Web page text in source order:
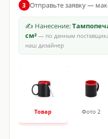
3 Отправьте заявку —
✍ Нанесение:
см²— по данным
наш дизайнер
Товар Фото 2